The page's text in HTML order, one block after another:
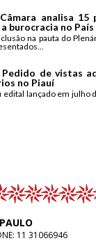
analisa 15
burocracia no País
na pauta do
de vistas
no Piauí
lançado em julho
11 31066946